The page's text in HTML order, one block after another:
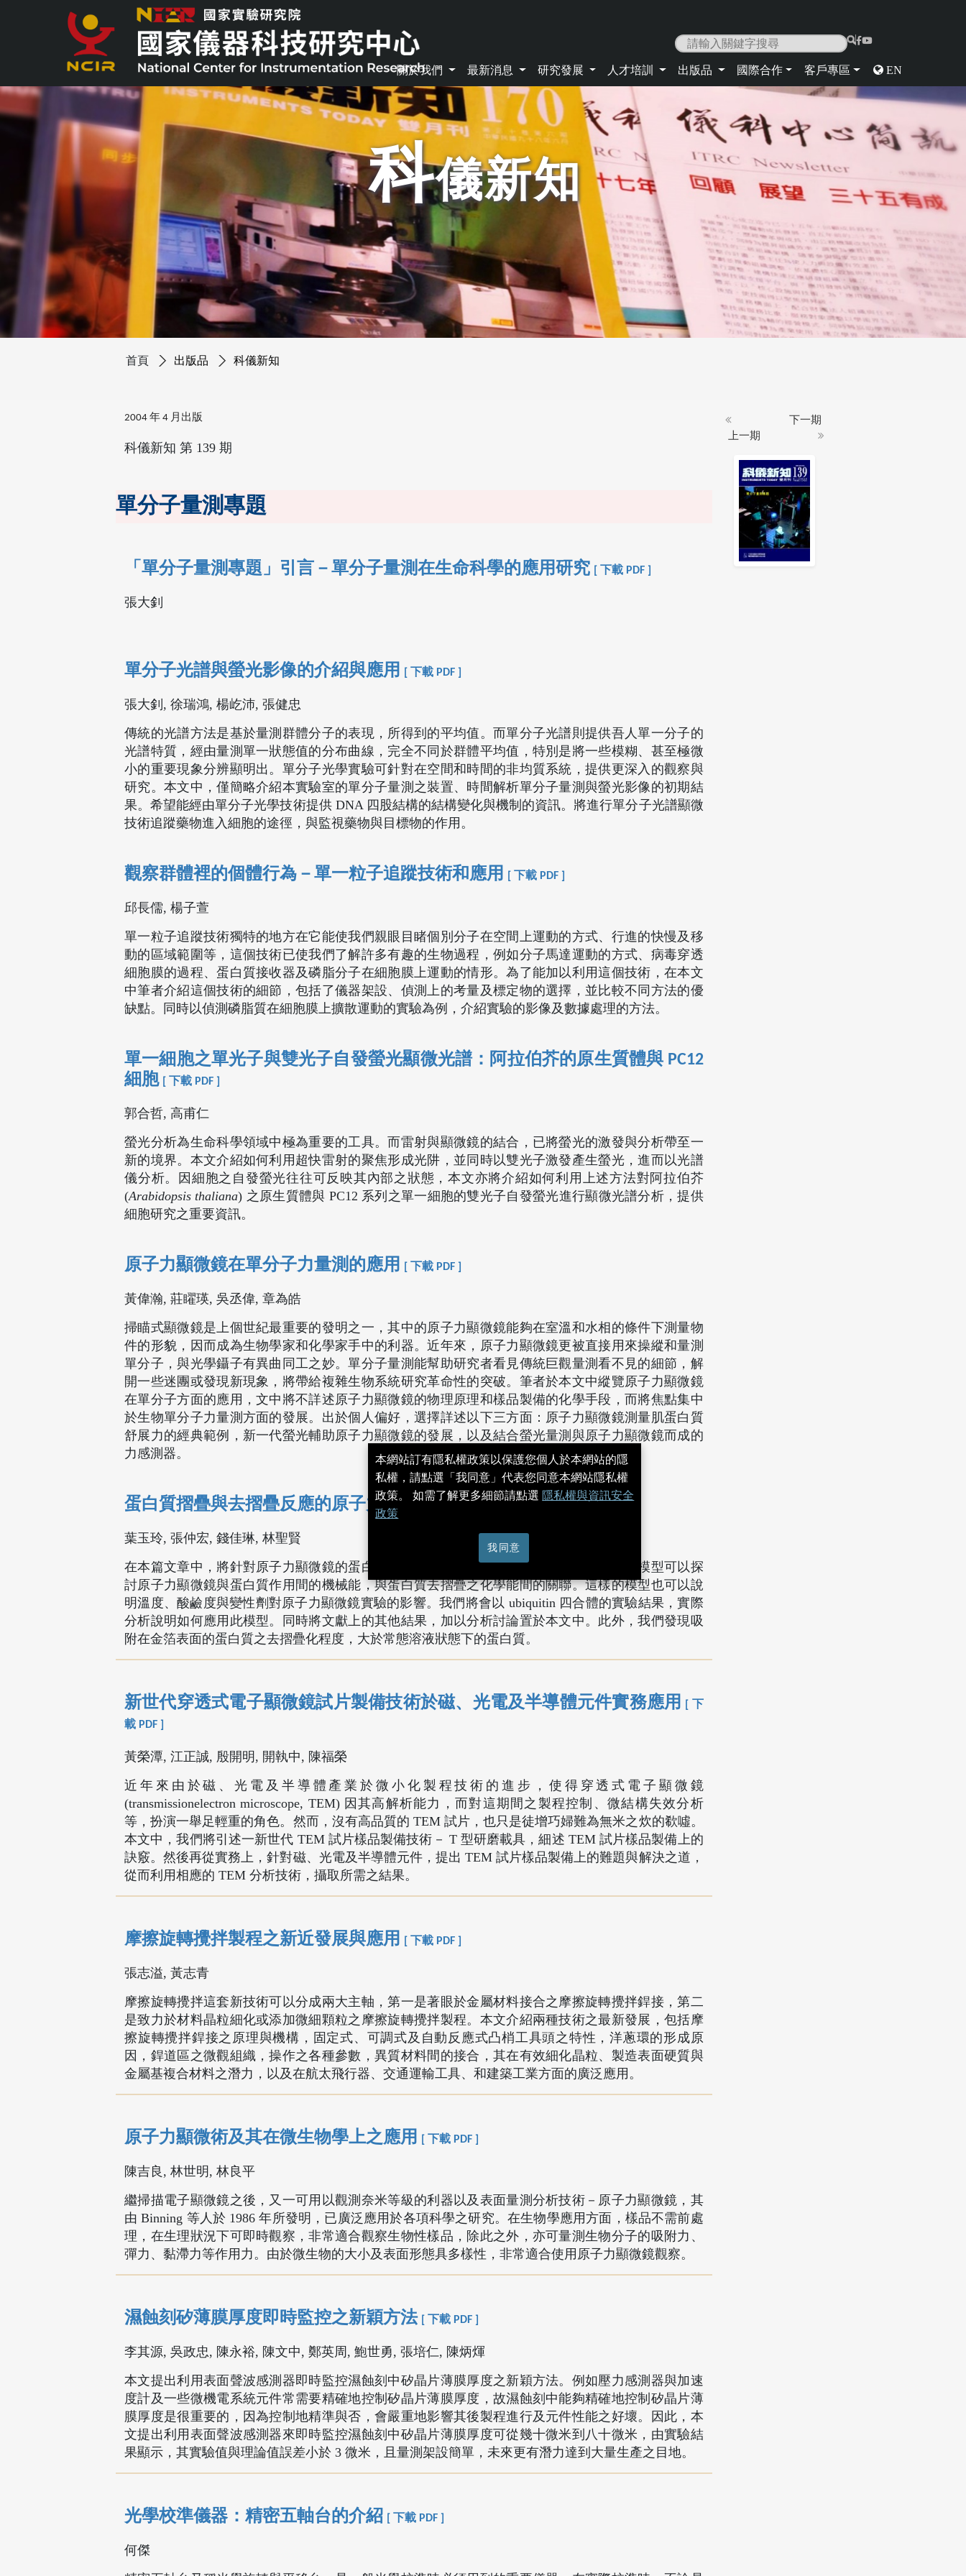
|
關於我們 最新消息 研究發展 人才培訓 出版品 國際合作 客戶專區 EN
科儀新知
首頁 出版品 科儀新知
2004 年 4 月出版
科儀新知 第 139 期
單分子量測專題
「單分子量測專題」引言－單分子量測在生命科學的應用研究 [ 下載 PDF ]
張大釗
單分子光譜與螢光影像的介紹與應用 [ 下載 PDF ]
張大釗, 徐瑞鴻, 楊屹沛, 張健忠
傳統的光譜方法是基於量測群體分子的表現，所得到的平均值。而單分子光譜則提供吾人單一分子的
光譜特質，經由量測單一狀態值的分布曲線，完全不同於群體平均值，特別是將一些模糊、甚至極微
小的重要現象分辨顯明出。單分子光學實驗可針對在空間和時間的非均質系統，提供更深入的觀察與
研究。本文中，僅簡略介紹本實驗室的單分子量測之裝置、時間解析單分子量測與螢光影像的初期結
果。希望能經由單分子光學技術提供 DNA 四股結構的結構變化與機制的資訊。將進行單分子光譜顯微
技術追蹤藥物進入細胞的途徑，與監視藥物與目標物的作用。
觀察群體裡的個體行為－單一粒子追蹤技術和應用 [ 下載 PDF ]
邱長儒, 楊子萱
單一粒子追蹤技術獨特的地方在它能使我們親眼目睹個別分子在空間上運動的方式、行進的快慢及移
動的區域範圍等，這個技術已使我們了解許多有趣的生物過程，例如分子馬達運動的方式、病毒穿透
細胞膜的過程、蛋白質接收器及磷脂分子在細胞膜上運動的情形。為了能加以利用這個技術，在本文
中筆者介紹這個技術的細節，包括了儀器架設、偵測上的考量及標定物的選擇，並比較不同方法的優
缺點。同時以偵測磷脂質在細胞膜上擴散運動的實驗為例，介紹實驗的影像及數據處理的方法。
單一細胞之單光子與雙光子自發螢光顯微光譜：阿拉伯芥的原生質體與 PC12
細胞
[ 下載 PDF ]
郭合哲, 高甫仁
螢光分析為生命科學領域中極為重要的工具。而雷射與顯微鏡的結合，已將螢光的激發與分析帶至一
新的境界。本文介紹如何利用超快雷射的聚焦形成光阱，並同時以雙光子激發產生螢光，進而以光譜
儀分析。因細胞之自發螢光往往可反映其內部之狀態，本文亦將介紹如何利用上述方法對阿拉伯芥
(Arabidopsis thaliana) 之原生質體與 PC12 系列之單一細胞的雙光子自發螢光進行顯微光譜分析，提供
細胞研究之重要資訊。
原子力顯微鏡在單分子力量測的應用 [ 下載 PDF ]
黃偉瀚, 莊矅瑛, 吳丞偉, 章為皓
掃瞄式顯微鏡是上個世紀最重要的發明之一，其中的原子力顯微鏡能夠在室溫和水相的條件下測量物
件的形貌，因而成為生物學家和化學家手中的利器。近年來，原子力顯微鏡更被直接用來操縱和量測
單分子，與光學鑷子有異曲同工之妙。單分子量測能幫助研究者看見傳統巨觀量測看不見的細節，解
開一些迷團或發現新現象，將帶給複雜生物系統研究革命性的突破。筆者於本文中縱覽原子力顯微鏡
在單分子方面的應用，文中將不詳述原子力顯微鏡的物理原理和樣品製備的化學手段，而將焦點集中
於生物單分子力量測方面的發展。出於個人偏好，選擇詳述以下三方面：原子力顯微鏡測量肌蛋白質
舒展力的經典範例，新一代螢光輔助原子力顯微鏡的發展，以及結合螢光量測與原子力顯微鏡而成的
力感測器。
蛋白質摺疊與去摺疊反應的原子力顯微鏡實驗與理論分析
葉玉玲, 張仲宏, 錢佳琳, 林聖賢
在本篇文章中，將針對原子力顯微鏡的蛋白質摺疊與去摺疊實驗，提出理論模型。利用此模型可以探
討原子力顯微鏡與蛋白質作用間的機械能，與蛋白質去摺疊之化學能間的關聯。這樣的模型也可以說
明溫度、酸鹼度與變性劑對原子力顯微鏡實驗的影響。我們將會以 ubiquitin 四合體的實驗結果，實際
分析說明如何應用此模型。同時將文獻上的其他結果，加以分析討論置於本文中。此外，我們發現吸
附在金箔表面的蛋白質之去摺疊化程度，大於常態溶液狀態下的蛋白質。
新世代穿透式電子顯微鏡試片製備技術於磁、光電及半導體元件實務應用
[ 下
載 PDF ]
黃榮潭, 江正誠, 殷開明, 開執中, 陳福榮
近年來由於磁、光電及半導體產業於微小化製程技術的進步，使得穿透式電子顯微鏡
(transmissionelectron microscope, TEM) 因其高解析能力，而對這期間之製程控制、微結構失效分析
等，扮演一舉足輕重的角色。然而，沒有高品質的 TEM 試片，也只是徒增巧婦難為無米之炊的欷噓。
本文中，我們將引述一新世代 TEM 試片樣品製備技術－ T 型研磨載具，細述 TEM 試片樣品製備上的
訣竅。然後再從實務上，針對磁、光電及半導體元件，提出 TEM 試片樣品製備上的難題與解決之道，
從而利用相應的 TEM 分析技術，攝取所需之結果。
摩擦旋轉攪拌製程之新近發展與應用 [ 下載 PDF ]
張志溢, 黃志青
摩擦旋轉攪拌這套新技術可以分成兩大主軸，第一是著眼於金屬材料接合之摩擦旋轉攪拌銲接，第二
是致力於材料晶粒細化或添加微細顆粒之摩擦旋轉攪拌製程。本文介紹兩種技術之最新發展，包括摩
擦旋轉攪拌銲接之原理與機構，固定式、可調式及自動反應式凸梢工具頭之特性，洋蔥環的形成原
因，銲道區之微觀組織，操作之各種參數，異質材料間的接合，其在有效細化晶粒、製造表面硬質與
金屬基複合材料之潛力，以及在航太飛行器、交通運輸工具、和建築工業方面的廣泛應用。
原子力顯微術及其在微生物學上之應用 [ 下載 PDF ]
陳吉良, 林世明, 林良平
繼掃描電子顯微鏡之後，又一可用以觀測奈米等級的利器以及表面量測分析技術－原子力顯微鏡，其
由 Binning 等人於 1986 年所發明，已廣泛應用於各項科學之研究。在生物學應用方面，樣品不需前處
理，在生理狀況下可即時觀察，非常適合觀察生物性樣品，除此之外，亦可量測生物分子的吸附力、
彈力、黏滯力等作用力。由於微生物的大小及表面形態具多樣性，非常適合使用原子力顯微鏡觀察。
濕蝕刻矽薄膜厚度即時監控之新穎方法 [ 下載 PDF ]
李其源, 吳政忠, 陳永裕, 陳文中, 鄭英周, 鮑世勇, 張培仁, 陳炳煇
本文提出利用表面聲波感測器即時監控濕蝕刻中矽晶片薄膜厚度之新穎方法。例如壓力感測器與加速
度計及一些微機電系統元件常需要精確地控制矽晶片薄膜厚度，故濕蝕刻中能夠精確地控制矽晶片薄
膜厚度是很重要的，因為控制地精準與否，會嚴重地影響其後製程進行及元件性能之好壞。因此，本
文提出利用表面聲波感測器來即時監控濕蝕刻中矽晶片薄膜厚度可從幾十微米到八十微米，由實驗結
果顯示，其實驗值與理論值誤差小於 3 微米，且量測架設簡單，未來更有潛力達到大量生產之目地。
光學校準儀器：精密五軸台的介紹 [ 下載 PDF ]
何傑
上一期
下一期
本網站訂有隱私權政策以保護您個人於本網站的隱
私權，請點選「我同意」代表您同意本網站隱私權
政策。 如需了解更多細節請點選 隱私權與資訊安全
政策
我同意